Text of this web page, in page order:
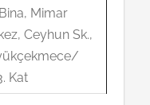
Mimar
Ceyhun Sk.,
Kat